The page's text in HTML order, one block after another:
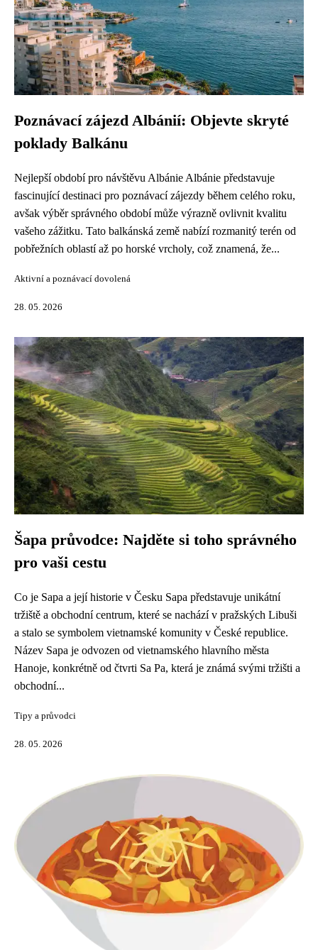
Poznávací zájezd Albánií: Objevte skryté
poklady Balkánu
Nejlepší období pro návštěvu Albánie Albánie představuje
fascinující destinaci pro poznávací zájezdy během celého roku,
avšak výběr správného období může výrazně ovlivnit kvalitu
vašeho zážitku. Tato balkánská země nabízí rozmanitý terén od
pobřežních oblastí až po horské vrcholy, což znamená, že...
Aktivní a poznávací dovolená
28. 05. 2026
Šapa průvodce: Najděte si toho správného
pro vaši cestu
Co je Sapa a její historie v Česku Sapa představuje unikátní
tržiště a obchodní centrum, které se nachází v pražských Libuši
a stalo se symbolem vietnamské komunity v České republice.
Název Sapa je odvozen od vietnamského hlavního města
Hanoje, konkrétně od čtvrti Sa Pa, která je známá svými tržišti a
obchodní...
Tipy a průvodci
28. 05. 2026